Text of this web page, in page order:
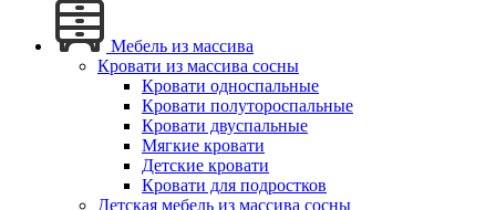
Мебель из массива
Кровати из массива сосны
Кровати односпальные
Кровати полутороспальные
Кровати двуспальные
Мягкие кровати
Детские кровати
Кровати для подростков
Детская мебель из массива сосны